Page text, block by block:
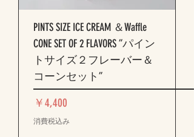
PINTS SIZE ICE CREAM ＆Waffle
CONE SET OF 2 FLAVORS ”パイン
トサイズ２フレーバー＆
コーンセット”
価格
￥4,400
消費税込み